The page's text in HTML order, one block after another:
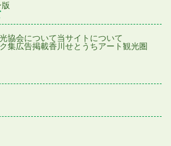
協会について当サイトについて
集広告掲載香川せとうちアート観光圏